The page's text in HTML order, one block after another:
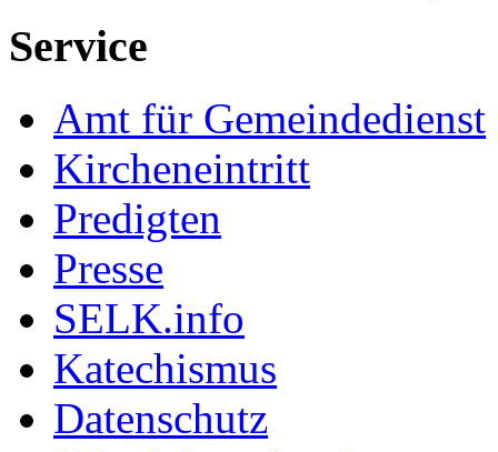
Service
Amt für Gemeindedienst
Kircheneintritt
Predigten
Presse
SELK.info
Katechismus
Datenschutz